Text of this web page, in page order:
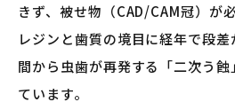
きず、被せ物（CAD/CAM冠）が
レジンと歯質の境目に経年で段
間から虫歯が再発する「二次う
ています。